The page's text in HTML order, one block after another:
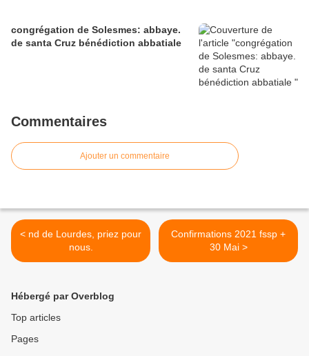
congrégation de Solesmes: abbaye.
de santa Cruz bénédiction abbatiale
Commentaires
Ajouter un commentaire
< nd de Lourdes, priez pour
nous.
Confirmations 2021 fssp +
30 Mai >
Hébergé par Overblog
Top articles
Pages